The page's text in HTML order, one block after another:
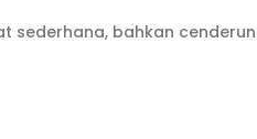
sederhana, bahkan